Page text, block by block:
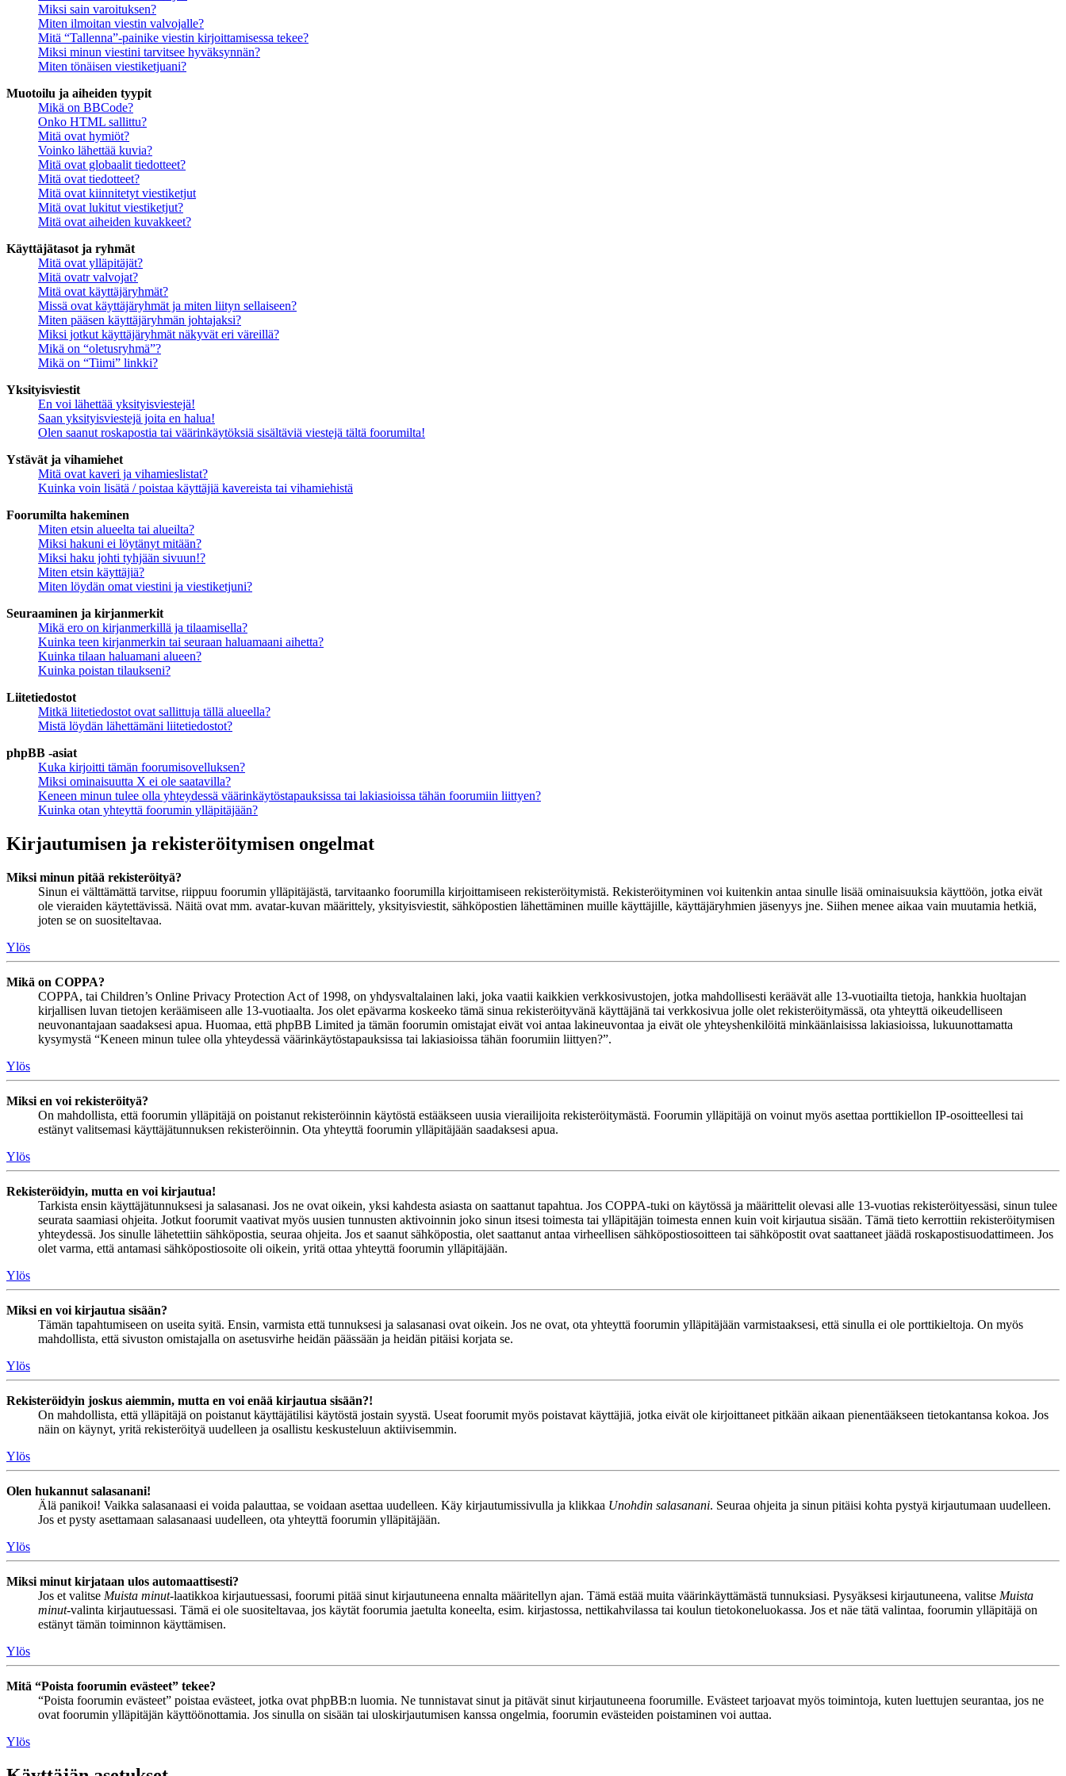
Miksi sain varoituksen?
Miten ilmoitan viestin valvojalle?
Mitä “Tallenna”-painike viestin kirjoittamisessa tekee?
Miksi minun viestini tarvitsee hyväksynnän?
Miten tönäisen viestiketjuani?
Muotoilu ja aiheiden tyypit
Mikä on BBCode?
Onko HTML sallittu?
Mitä ovat hymiöt?
Voinko lähettää kuvia?
Mitä ovat globaalit tiedotteet?
Mitä ovat tiedotteet?
Mitä ovat kiinnitetyt viestiketjut
Mitä ovat lukitut viestiketjut?
Mitä ovat aiheiden kuvakkeet?
Käyttäjätasot ja ryhmät
Mitä ovat ylläpitäjät?
Mitä ovatr valvojat?
Mitä ovat käyttäjäryhmät?
Missä ovat käyttäjäryhmät ja miten liityn sellaiseen?
Miten pääsen käyttäjäryhmän johtajaksi?
Miksi jotkut käyttäjäryhmät näkyvät eri väreillä?
Mikä on “oletusryhmä”?
Mikä on “Tiimi” linkki?
Yksityisviestit
En voi lähettää yksityisviestejä!
Saan yksityisviestejä joita en halua!
Olen saanut roskapostia tai väärinkäytöksiä sisältäviä viestejä tältä foorumilta!
Ystävät ja vihamiehet
Mitä ovat kaveri ja vihamieslistat?
Kuinka voin lisätä / poistaa käyttäjiä kavereista tai vihamiehistä
Foorumilta hakeminen
Miten etsin alueelta tai alueilta?
Miksi hakuni ei löytänyt mitään?
Miksi haku johti tyhjään sivuun!?
Miten etsin käyttäjiä?
Miten löydän omat viestini ja viestiketjuni?
Seuraaminen ja kirjanmerkit
Mikä ero on kirjanmerkillä ja tilaamisella?
Kuinka teen kirjanmerkin tai seuraan haluamaani aihetta?
Kuinka tilaan haluamani alueen?
Kuinka poistan tilaukseni?
Liitetiedostot
Mitkä liitetiedostot ovat sallittuja tällä alueella?
Mistä löydän lähettämäni liitetiedostot?
phpBB -asiat
Kuka kirjoitti tämän foorumisovelluksen?
Miksi ominaisuutta X ei ole saatavilla?
Keneen minun tulee olla yhteydessä väärinkäytöstapauksissa tai lakiasioissa tähän foorumiin liittyen?
Kuinka otan yhteyttä foorumin ylläpitäjään?
Kirjautumisen ja rekisteröitymisen ongelmat
Miksi minun pitää rekisteröityä?
Sinun ei välttämättä tarvitse, riippuu foorumin ylläpitäjästä, tarvitaanko foorumilla kirjoittamiseen rekisteröitymistä. Rekisteröityminen voi kuitenkin antaa sinulle lisää ominaisuuksia käyttöön, jotka eivät
ole vieraiden käytettävissä. Näitä ovat mm. avatar-kuvan määrittely, yksityisviestit, sähköpostien lähettäminen muille käyttäjille, käyttäjäryhmien jäsenyys jne. Siihen menee aikaa vain muutamia hetkiä,
joten se on suositeltavaa.
Ylös
Mikä on COPPA?
COPPA, tai Children’s Online Privacy Protection Act of 1998, on yhdysvaltalainen laki, joka vaatii kaikkien verkkosivustojen, jotka mahdollisesti keräävät alle 13-vuotiailta tietoja, hankkia huoltajan
kirjallisen luvan tietojen keräämiseen alle 13-vuotiaalta. Jos olet epävarma koskeeko tämä sinua rekisteröityvänä käyttäjänä tai verkkosivua jolle olet rekisteröitymässä, ota yhteyttä oikeudelliseen
neuvonantajaan saadaksesi apua. Huomaa, että phpBB Limited ja tämän foorumin omistajat eivät voi antaa lakineuvontaa ja eivät ole yhteyshenkilöitä minkäänlaisissa lakiasioissa, lukuunottamatta
kysymystä “Keneen minun tulee olla yhteydessä väärinkäytöstapauksissa tai lakiasioissa tähän foorumiin liittyen?”.
Ylös
Miksi en voi rekisteröityä?
On mahdollista, että foorumin ylläpitäjä on poistanut rekisteröinnin käytöstä estääkseen uusia vierailijoita rekisteröitymästä. Foorumin ylläpitäjä on voinut myös asettaa porttikiellon IP-osoitteellesi tai
estänyt valitsemasi käyttäjätunnuksen rekisteröinnin. Ota yhteyttä foorumin ylläpitäjään saadaksesi apua.
Ylös
Rekisteröidyin, mutta en voi kirjautua!
Tarkista ensin käyttäjätunnuksesi ja salasanasi. Jos ne ovat oikein, yksi kahdesta asiasta on saattanut tapahtua. Jos COPPA-tuki on käytössä ja määrittelit olevasi alle 13-vuotias rekisteröityessäsi, sinun tulee
seurata saamiasi ohjeita. Jotkut foorumit vaativat myös uusien tunnusten aktivoinnin joko sinun itsesi toimesta tai ylläpitäjän toimesta ennen kuin voit kirjautua sisään. Tämä tieto kerrottiin rekisteröitymisen
yhteydessä. Jos sinulle lähetettiin sähköpostia, seuraa ohjeita. Jos et saanut sähköpostia, olet saattanut antaa virheellisen sähköpostiosoitteen tai sähköpostit ovat saattaneet jäädä roskapostisuodattimeen. Jos
olet varma, että antamasi sähköpostiosoite oli oikein, yritä ottaa yhteyttä foorumin ylläpitäjään.
Ylös
Miksi en voi kirjautua sisään?
Tämän tapahtumiseen on useita syitä. Ensin, varmista että tunnuksesi ja salasanasi ovat oikein. Jos ne ovat, ota yhteyttä foorumin ylläpitäjään varmistaaksesi, että sinulla ei ole porttikieltoja. On myös
mahdollista, että sivuston omistajalla on asetusvirhe heidän päässään ja heidän pitäisi korjata se.
Ylös
Rekisteröidyin joskus aiemmin, mutta en voi enää kirjautua sisään?!
On mahdollista, että ylläpitäjä on poistanut käyttäjätilisi käytöstä jostain syystä. Useat foorumit myös poistavat käyttäjiä, jotka eivät ole kirjoittaneet pitkään aikaan pienentääkseen tietokantansa kokoa. Jos
näin on käynyt, yritä rekisteröityä uudelleen ja osallistu keskusteluun aktiivisemmin.
Ylös
Olen hukannut salasanani!
Älä panikoi! Vaikka salasanaasi ei voida palauttaa, se voidaan asettaa uudelleen. Käy kirjautumissivulla ja klikkaa Unohdin salasanani. Seuraa ohjeita ja sinun pitäisi kohta pystyä kirjautumaan uudelleen.
Jos et pysty asettamaan salasanaasi uudelleen, ota yhteyttä foorumin ylläpitäjään.
Ylös
Miksi minut kirjataan ulos automaattisesti?
Jos et valitse Muista minut-laatikkoa kirjautuessasi, foorumi pitää sinut kirjautuneena ennalta määritellyn ajan. Tämä estää muita väärinkäyttämästä tunnuksiasi. Pysyäksesi kirjautuneena, valitse Muista
minut-valinta kirjautuessasi. Tämä ei ole suositeltavaa, jos käytät foorumia jaetulta koneelta, esim. kirjastossa, nettikahvilassa tai koulun tietokoneluokassa. Jos et näe tätä valintaa, foorumin ylläpitäjä on
estänyt tämän toiminnon käyttämisen.
Ylös
Mitä “Poista foorumin evästeet” tekee?
“Poista foorumin evästeet” poistaa evästeet, jotka ovat phpBB:n luomia. Ne tunnistavat sinut ja pitävät sinut kirjautuneena foorumille. Evästeet tarjoavat myös toimintoja, kuten luettujen seurantaa, jos ne
ovat foorumin ylläpitäjän käyttöönottamia. Jos sinulla on sisään tai uloskirjautumisen kanssa ongelmia, foorumin evästeiden poistaminen voi auttaa.
Ylös